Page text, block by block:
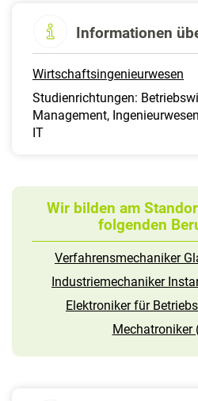
Informationen
Wirtschaftsingenieurwesen
Studienrichtungen:
Management,
IT
Wir bilden am
folgenden
Verfahrensmechaniker
Industriemechaniker
Elektroniker für